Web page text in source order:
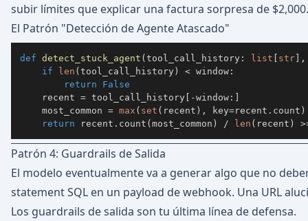
subir límites que explicar una factura sorpresa de $2,000.
El Patrón "Detección de Agente Atascado"
def detect_stuck_agent (tool_call_history : list [ str] ,
if
len (tool_call_history ) < window :
return
False
    recent
= tool_call_history [ -window : ]
    most_common
= max ( set ( recent ) , key=recent . count )
return recent . count (most_common ) / len ( recent )
Patrón 4: Guardrails de Salida
El modelo eventualmente va a generar algo que no
statement SQL en un payload de webhook. Una URL
Los guardrails de salida son tu última línea de defensa.